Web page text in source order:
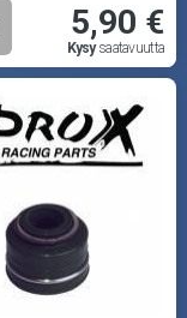
5,90 €
Kysysaatavuutta